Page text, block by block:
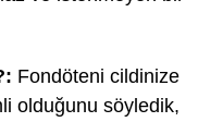
Fondöteni cildinize
olduğunu söyledik,